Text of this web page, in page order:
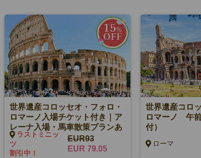
世界遺産コロッセオ・フォロ・
ロマーノ入場チケット付き｜ア
レーナ入場・馬車散策プランあ
りラストミニッ
ツ
割引中！
EUR93
EUR 79.05
世界遺産コロ
ロマーノ 午
付）
ローマ